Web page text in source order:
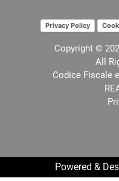
Privacy Policy
Copyright ©
All
Codice Fiscale
Powered &